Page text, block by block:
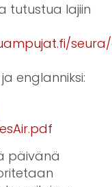
tutustua lajiin
englanniksi:
päivänä